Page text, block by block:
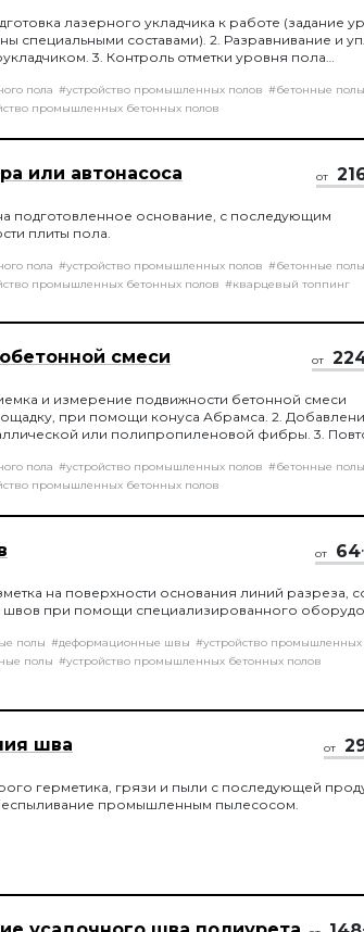
лазерного укладчика к работе (задание
специальными составами). 2. Разравнивание и
3. Контроль отметки уровня пола
с последующим выравниванием ручным
бетона телескопической гладилкой.
пола #устройство промышленных полов #бетонные полы
промышленных бетонных полов
или автонасоса от
подготовленное основание, с последующим
плиты пола.
пола #устройство промышленных полов #бетонные полы
промышленных бетонных полов #кварцевый топпинг
смеси от
и измерение подвижности бетонной смеси
при помощи конуса Абрамса. 2.
или полипропиленовой фибры. 3.
пола #устройство промышленных полов #бетонные полы
промышленных бетонных полов
от 64
на поверхности основания линий разреза,
швов при помощи специализированного
полы #деформационные швы #устройство промышленных
полы #устройство промышленных бетонных полов
шва от
герметика, грязи и пыли с последующей
промышленным пылесосом.